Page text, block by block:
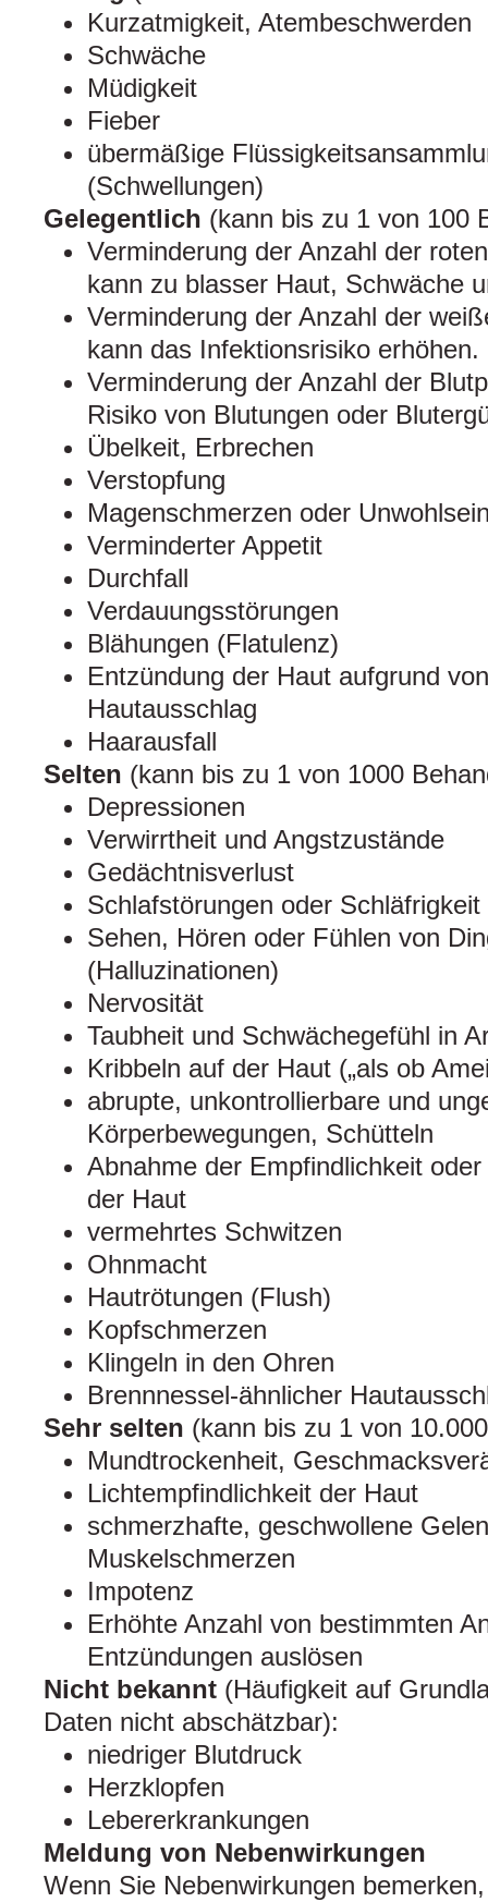
Kurzatmigkeit, Atembeschwerden
Schwäche
Müdigkeit
Fieber
übermäßige
(Schwellungen)
Gelegentlich (kann bis zu 1 von 100
Verminderung der Anzahl der
kann zu blasser Haut, Schwäche
Verminderung der Anzahl der
kann das Infektionsrisiko erhöhen.
Verminderung der Anzahl der
Risiko von Blutungen oder
Übelkeit, Erbrechen
Verstopfung
Magenschmerzen oder
Verminderter Appetit
Durchfall
Verdauungsstörungen
Blähungen (Flatulenz)
Entzündung der Haut aufgrund
Hautausschlag
Haarausfall
Selten (kann bis zu 1 von 1000
Depressionen
Verwirrtheit und Angstzustände
Gedächtnisverlust
Schlafstörungen oder Schläfrigkeit
Sehen, Hören oder Fühlen von
(Halluzinationen)
Nervosität
Taubheit und Schwächegefühl in
Kribbeln auf der Haut („als ob
abrupte, unkontrollierbare und
Körperbewegungen, Schütteln
Abnahme der Empfindlichkeit
der Haut
vermehrtes Schwitzen
Ohnmacht
Hautrötungen (Flush)
Kopfschmerzen
Klingeln in den Ohren
Brennnessel-ähnlicher
Sehr selten (kann bis zu 1 von
Mundtrockenheit,
Lichtempfindlichkeit der Haut
schmerzhafte, geschwollene
Muskelschmerzen
Impotenz
Erhöhte Anzahl von bestimmten
Entzündungen auslösen
Nicht bekannt (Häufigkeit auf
Daten nicht abschätzbar):
niedriger Blutdruck
Herzklopfen
Lebererkrankungen
Meldung von Nebenwirkungen
Wenn Sie Nebenwirkungen